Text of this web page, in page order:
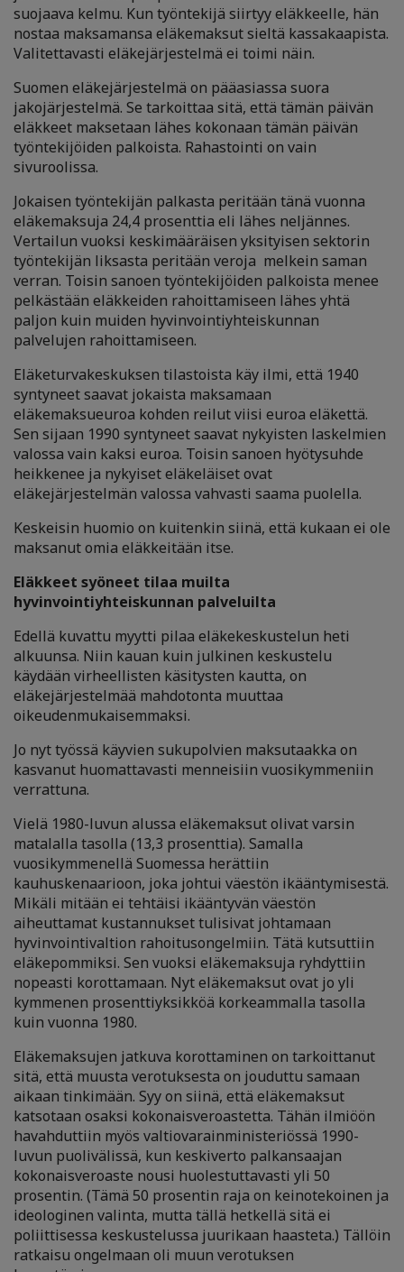
suojaava kelmu. Kun työntekijä siirtyy eläkkeelle, hän
nostaa maksamansa eläkemaksut sieltä kassakaapista.
Valitettavasti eläkejärjestelmä ei toimi näin.
Suomen eläkejärjestelmä on pääasiassa suora
jakojärjestelmä. Se tarkoittaa sitä, että tämän päivän
eläkkeet maksetaan lähes kokonaan tämän päivän
työntekijöiden palkoista. Rahastointi on vain
sivuroolissa.
Jokaisen työntekijän palkasta peritään tänä vuonna
eläkemaksuja 24,4 prosenttia eli lähes neljännes.
Vertailun vuoksi keskimääräisen yksityisen sektorin
työntekijän liksasta peritään veroja melkein saman
verran. Toisin sanoen työntekijöiden palkoista menee
pelkästään eläkkeiden rahoittamiseen lähes yhtä
paljon kuin muiden hyvinvointiyhteiskunnan
palvelujen rahoittamiseen.
Eläketurvakeskuksen tilastoista käy ilmi, että 1940
syntyneet saavat jokaista maksamaan
eläkemaksueuroa kohden reilut viisi euroa eläkettä.
Sen sijaan 1990 syntyneet saavat nykyisten laskelmien
valossa vain kaksi euroa. Toisin sanoen hyötysuhde
heikkenee ja nykyiset eläkeläiset ovat
eläkejärjestelmän valossa vahvasti saama puolella.
Keskeisin huomio on kuitenkin siinä, että kukaan ei ole
maksanut omia eläkkeitään itse.
Eläkkeet syöneet tilaa muilta
hyvinvointiyhteiskunnan palveluilta
Edellä kuvattu myytti pilaa eläkekeskustelun heti
alkuunsa. Niin kauan kuin julkinen keskustelu
käydään virheellisten käsitysten kautta, on
eläkejärjestelmää mahdotonta muuttaa
oikeudenmukaisemmaksi.
Jo nyt työssä käyvien sukupolvien maksutaakka on
kasvanut huomattavasti menneisiin vuosikymmeniin
verrattuna.
Vielä 1980-luvun alussa eläkemaksut olivat varsin
matalalla tasolla (13,3 prosenttia). Samalla
vuosikymmenellä Suomessa herättiin
kauhuskenaarioon, joka johtui väestön ikääntymisestä.
Mikäli mitään ei tehtäisi ikääntyvän väestön
aiheuttamat kustannukset tulisivat johtamaan
hyvinvointivaltion rahoitusongelmiin. Tätä kutsuttiin
eläkepommiksi. Sen vuoksi eläkemaksuja ryhdyttiin
nopeasti korottamaan. Nyt eläkemaksut ovat jo yli
kymmenen prosenttiyksikköä korkeammalla tasolla
kuin vuonna 1980.
Eläkemaksujen jatkuva korottaminen on tarkoittanut
sitä, että muusta verotuksesta on jouduttu samaan
aikaan tinkimään. Syy on siinä, että eläkemaksut
katsotaan osaksi kokonaisveroastetta. Tähän ilmiöön
havahduttiin myös valtiovarainministeriössä 1990-
luvun puolivälissä, kun keskiverto palkansaajan
kokonaisveroaste nousi huolestuttavasti yli 50
prosentin. (Tämä 50 prosentin raja on keinotekoinen ja
ideologinen valinta, mutta tällä hetkellä sitä ei
poliittisessa keskustelussa juurikaan haasteta.) Tällöin
ratkaisu ongelmaan oli muun verotuksen